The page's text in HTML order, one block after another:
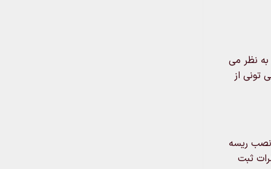
به نظر می
تونی از
نصب ریسه
ثبت